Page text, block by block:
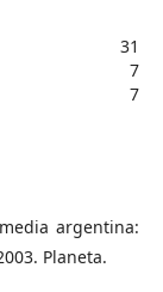
31
7
7
argentina:
Planeta.